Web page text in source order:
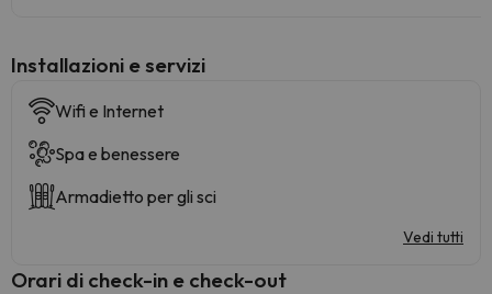
Installazioni e servizi
Wifi e Internet
Spa e benessere
Armadietto per gli sci
Vedi tutti
Orari di check-in e check-out